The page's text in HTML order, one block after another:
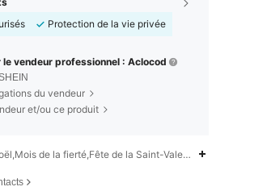
Protection de la vie privée
le vendeur professionnel : Aclocod
du vendeur
et/ou ce produit
de la fierté,Fête de la Saint-